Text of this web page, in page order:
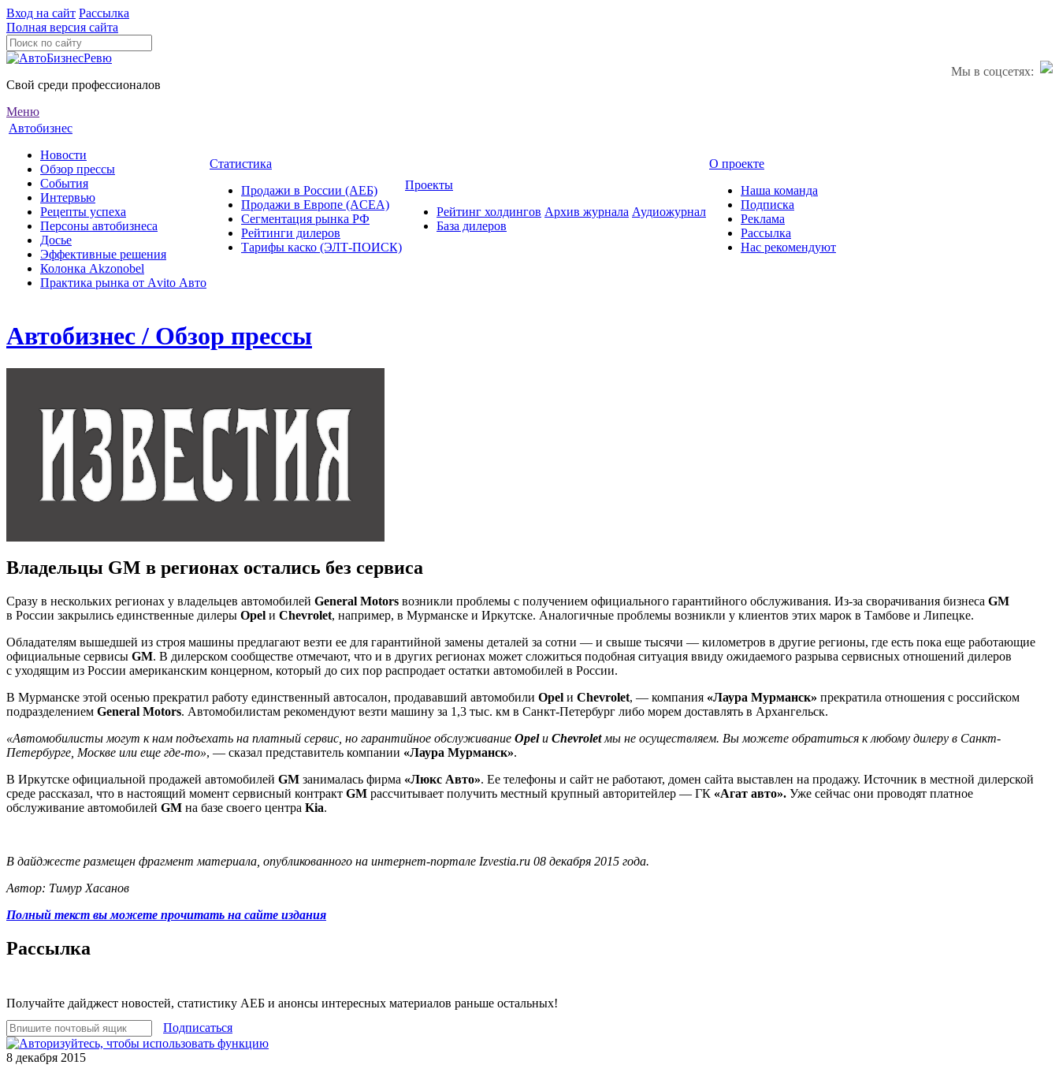
Вход на сайт Рассылка
Полная версия сайта
Мы в соцсетях:
Свой среди профессионалов
Меню
Автобизнес
Новости
Обзор прессы
События
Интервью
Рецепты успеха
Персоны автобизнеса
Досье
Эффективные решения
Колонка Akzonobel
Практика рынка от Аvito Авто
Статистика
Продажи в России (АЕБ)
Продажи в Европе (ACEA)
Сегментация рынка РФ
Рейтинги дилеров
Тарифы каско (ЭЛТ-ПОИСК)
Проекты
Рейтинг холдингов
База дилеров
Архив журнала Аудиожурнал
О проекте
Наша команда
Подписка
Реклама
Рассылка
Нас рекомендуют
Автобизнес / Обзор прессы
Владельцы GM в регионах остались без сервиса
Сразу в нескольких регионах у владельцев автомобилей General Motors возникли проблемы с получением официального гарантийного обслуживания. Из-за сворачивания бизнеса GM
в России закрылись единственные дилеры Opel и Chevrolet, например, в Мурманске и Иркутске. Аналогичные проблемы возникли у клиентов этих марок в Тамбове и Липецке.
Обладателям вышедшей из строя машины предлагают везти ее для гарантийной замены деталей за сотни — и свыше тысячи — километров в другие регионы, где есть пока еще работающие
официальные сервисы GM. В дилерском сообществе отмечают, что и в других регионах может сложиться подобная ситуация ввиду ожидаемого разрыва сервисных отношений дилеров
с уходящим из России американским концерном, который до сих пор распродает остатки автомобилей в России.
В Мурманске этой осенью прекратил работу единственный автосалон, продававший автомобили Opel и Chevrolet, — компания «Лаура Мурманск» прекратила отношения с российском
подразделением General Motors. Автомобилистам рекомендуют везти машину за 1,3 тыс. км в Санкт-Петербург либо морем доставлять в Архангельск.
«Автомобилисты могут к нам подъехать на платный сервис, но гарантийное обслуживание Opelи Chevroletмы не осуществляем. Вы можете обратиться к любому дилеру в Санкт-
Петербурге, Москве или еще где-то», — сказал представитель компании «Лаура Мурманск».
В Иркутске официальной продажей автомобилей GM занималась фирма «Люкс Авто». Ее телефоны и сайт не работают, домен сайта выставлен на продажу. Источник в местной дилерской
среде рассказал, что в настоящий момент сервисный контракт GM рассчитывает получить местный крупный авторитейлер — ГК «Агат авто». Уже сейчас они проводят платное
обслуживание автомобилей GM на базе своего центра Kia.
В дайджесте размещен фрагмент материала, опубликованного на интернет-портале Izvestia.ru 08 декабря 2015 года.
Автор: Тимур Хасанов
Полный текст вы можете прочитать на сайте издания
Рассылка
Получайте дайджест новостей, статистику АЕБ и анонсы интересных материалов раньше остальных!
Подписаться
8 декабря 2015